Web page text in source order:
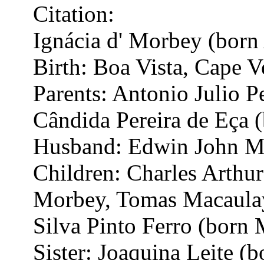
Citation:
Ignácia d' Morbey (born
Birth: Boa Vista, Cape
Parents: Antonio Julio
Cândida Pereira de Eça
Husband: Edwin John
Children: Charles
Morbey, Tomas
Silva Pinto Ferro (born
Sister: Joaquina Leite